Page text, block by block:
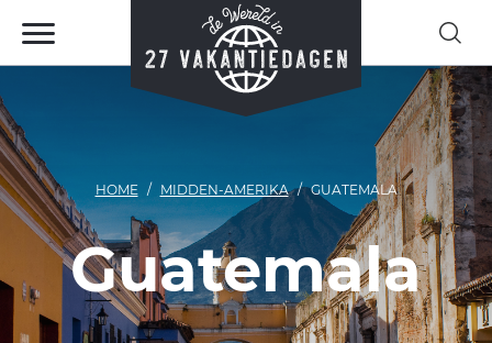
HOME MIDDEN-AMERIKA GUATEMALA
Guatemala